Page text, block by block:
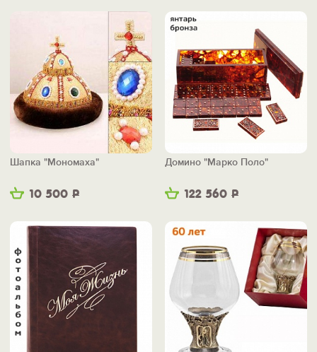
10 500 Р
Шапка "Мономаха"
122 560 Р
Домино "Марко Поло"